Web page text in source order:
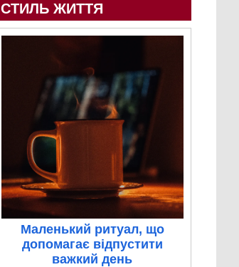
СТИЛЬ ЖИТТЯ
Маленький ритуал, що
допомагає відпустити
важкий день